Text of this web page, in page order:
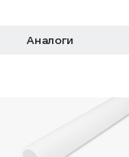
Аналоги